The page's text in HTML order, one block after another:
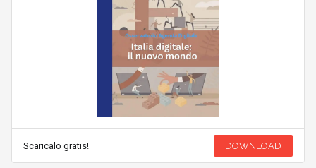
Scaricalo gratis! DOWNLOAD